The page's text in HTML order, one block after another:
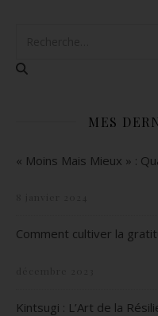
MES
« Moins Mais Mieux » :
Comment cultiver la
Kintsugi : L’Art de la